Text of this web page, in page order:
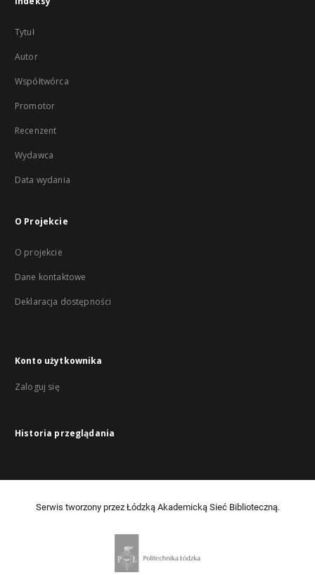
Tytuł
Autor
Współtwórca
Promotor
Recenzent
Wydawca
Data wydania
O Projekcie
O projekcie
Dane kontaktowe
Deklaracja dostępności
Konto użytkownika
Zaloguj się
Historia przeglądania
Serwis tworzony przez Łódzką Akademicką Sieć Biblioteczną.